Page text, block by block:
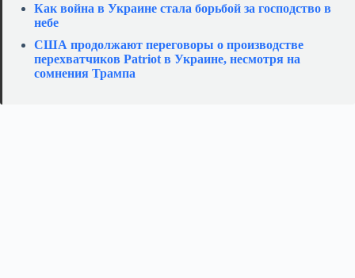
Как война в Украине стала борьбой за господство в
небе
США продолжают переговоры о производстве
перехватчиков Patriot в Украине, несмотря на
сомнения Трампа